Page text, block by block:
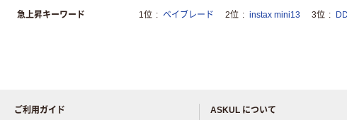
急上昇キーワード 1位 ベイブレード 2位 instax mini13 3位
ご利用ガイド
ASKUL について